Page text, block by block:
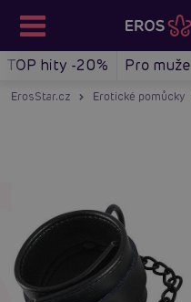
TOP hity -20% Pro muže
ErosStar.cz Erotické pomůcky